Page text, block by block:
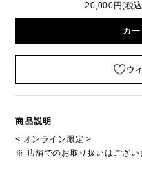
20,000円(税
カ
ウ
商品説明
< オンライン限定 >
※ 店舗でのお取り扱いはござい